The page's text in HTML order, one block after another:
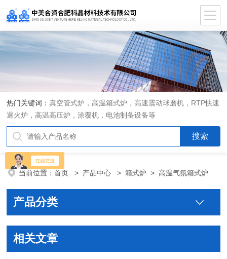
热门关键词：真空管式炉，高温箱式炉，高速震动球磨机，RTP快速
退火炉，高温高压炉，涂覆机，电池制备设备等
当前位置：首页 > 产品中心 >箱式炉 >高温气氛箱式炉
产品分类
相关文章